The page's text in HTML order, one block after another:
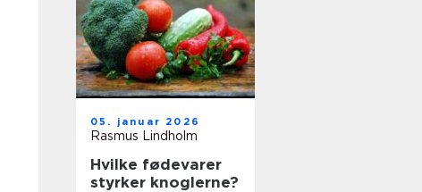
05. januar 2026
Rasmus Lindholm
Hvilke fødevarer
styrker knoglerne?